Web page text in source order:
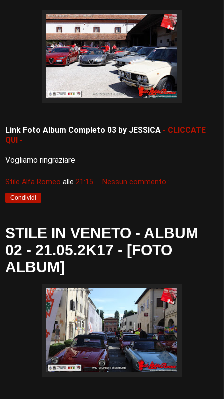
Link Foto Album Completo 03 by JESSICA - CLICCATE
QUI -
Vogliamo ringraziare
Stile Alfa Romeo alle 21:15 Nessun commento :
Condividi
STILE IN VENETO - ALBUM
02 - 21.05.2K17 - [FOTO
ALBUM]